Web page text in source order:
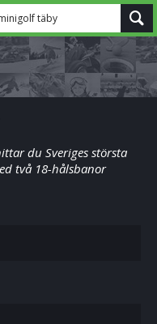
täby
du Sveriges största
två 18-hålsbanor